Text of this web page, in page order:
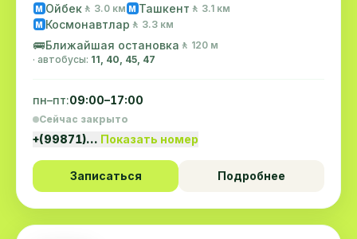
M Ойбек 🚶 3.0 км M Ташкент 🚶 3.1 км
M Космонавтлар 🚶 3.3 км
🚌Ближайшая остановка 🚶 120 м
· автобусы: 11, 40, 45, 47
пн–пт:09:00–17:00
Сейчас закрыто
+(99871)… Показать номер
Записаться Подробнее